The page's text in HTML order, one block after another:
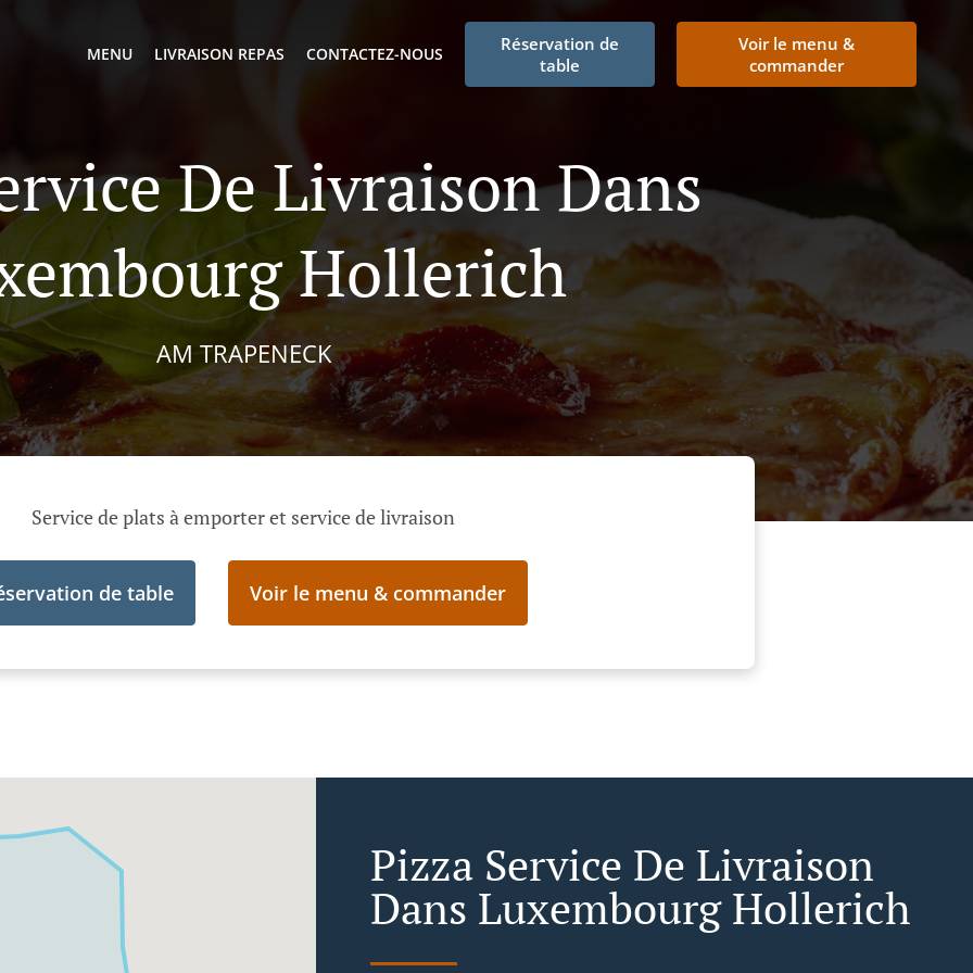
MENU LIVRAISON REPAS CONTACTEZ-NOUS
Réservation de
table
Voir le menu &
commander
De Livraison Dans
Hollerich
AM TRAPENECK
Service de plats à emporter et service de livraison
de table Voir le menu & commander
Pizza Service De Livraison
Dans Luxembourg Hollerich